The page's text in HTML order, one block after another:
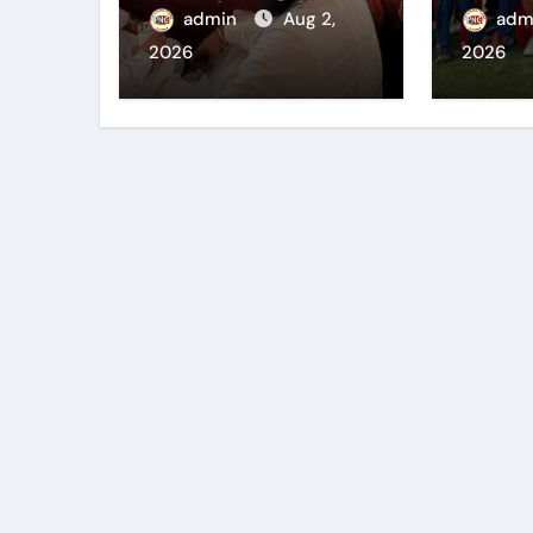
ਇਕੱਠ ਨੂੰ ਕੀਤਾ ਸੰਬੋਧਨ
admin
Aug 2,
2026
ਹਾਸਲ
2026